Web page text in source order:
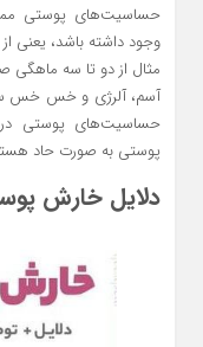
حساسیت‌های پوستی
وجود داشته باشد، یعنی
مثال از دو تا سه
آسم، آلرژی و خس خس
حساسیت‌های پوستی در
پوستی به صورت حاد
دلایل خارش